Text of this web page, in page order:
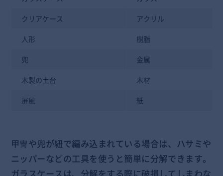
クリアケース アクリル
人形 樹脂
兜 金属
木製の土台 木材
屏風 紙
甲冑や兜が紐で編み込まれている場合は、ハサミや
ニッパーなどの工具を使うと簡単に分解できます。
ガラスケースは、分解をする際に破損してしまわな